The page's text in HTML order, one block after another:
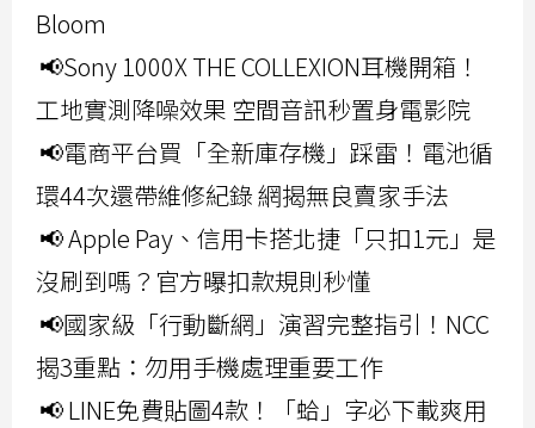
Bloom
📢Sony 1000X THE COLLEXION耳機開箱！
工地實測降噪效果 空間音訊秒置身電影院
📢電商平台買「全新庫存機」踩雷！電池循
環44次還帶維修紀錄 網揭無良賣家手法
📢 Apple Pay、信用卡搭北捷「只扣1元」是
沒刷到嗎？官方曝扣款規則秒懂
📢國家級「行動斷網」演習完整指引！NCC
揭3重點：勿用手機處理重要工作
📢 LINE免費貼圖4款！「蛤」字必下載爽用